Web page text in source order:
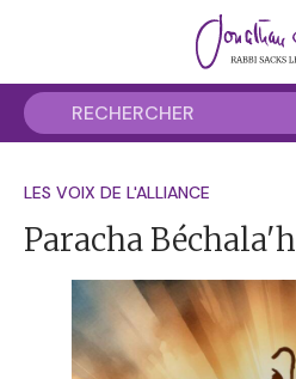
LES VOIX DE L'ALLIANCE
Paracha Béchala'h